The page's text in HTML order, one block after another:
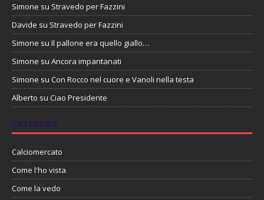
Simone su Stravedo per Fazzini
Davide su Stravedo per Fazzini
Simone su Il pallone era quello giallo…
Simone su Ancora impantanati
Simone su Con Rocco nel cuore e Vanoli nella testa
Alberto su Ciao Presidente
CATEGORIE
Calciomercato
Come l'ho vista
Come la vedo